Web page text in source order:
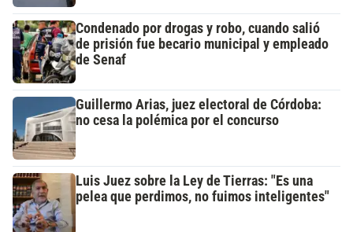
Condenado por drogas y robo, cuando salió
de prisión fue becario municipal y empleado
de Senaf
Guillermo Arias, juez electoral de Córdoba:
no cesa la polémica por el concurso
Luis Juez sobre la Ley de Tierras: "Es una
pelea que perdimos, no fuimos inteligentes"